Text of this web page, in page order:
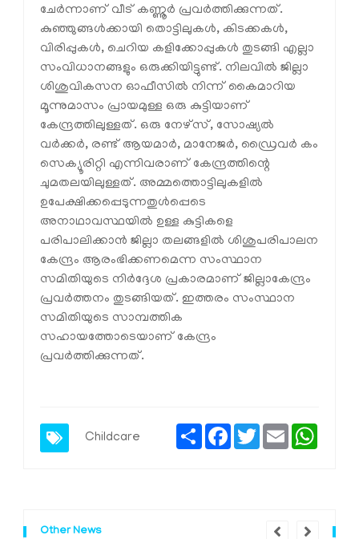
ചേര്‍ന്നാണ് വീട് കണ്ണൂര്‍ പ്രവര്‍ത്തിക്കുന്നത്.
കുഞ്ഞുങ്ങള്‍ക്കായി തൊട്ടിലുകള്‍, കിടക്കകള്‍,
വിരിപ്പുകള്‍, ചെറിയ കളിക്കോപ്പുകള്‍ തുടങ്ങി എല്ലാ
സംവിധാനങ്ങളും ഒരുക്കിയിട്ടുണ്ട്. നിലവില്‍ ജില്ലാ
ശിശുവികസന ഓഫീസില്‍ നിന്ന് കൈമാറിയ
മൂന്നുമാസം പ്രായമുള്ള ഒരു കുട്ടിയാണ്
കേന്ദ്രത്തിലുള്ളത്. ഒരു നേഴ്സ്, സോഷ്യല്‍
വര്‍ക്കര്‍, രണ്ട് ആയമാര്‍, മാനേജര്‍, ഡ്രൈവര്‍ കം
സെക്യൂരിറ്റി എന്നിവരാണ് കേന്ദ്രത്തിന്റെ
ചുമതലയിലുള്ളത്. അമ്മത്തൊട്ടിലുകളില്‍
ഉപേക്ഷിക്കപ്പെടുന്നതുള്‍പ്പെടെ
അനാഥാവസ്ഥയില്‍ ഉള്ള കുട്ടികളെ
പരിപാലിക്കാന്‍ ജില്ലാ തലങ്ങളില്‍ ശിശുപരിപാലന
കേന്ദ്രം ആരംഭിക്കണമെന്ന സംസ്ഥാന
സമിതിയുടെ നിര്‍ദ്ദേശ പ്രകാരമാണ് ജില്ലാകേന്ദ്രം
പ്രവര്‍ത്തനം തുടങ്ങിയത്. ഇത്തരം സംസ്ഥാന
സമിതിയുടെ സാമ്പത്തിക
സഹായത്തോടെയാണ് കേന്ദ്രം
പ്രവര്‍ത്തിക്കുന്നത്.
Childcare
ShareFacebook
TwitterEmail
Other News